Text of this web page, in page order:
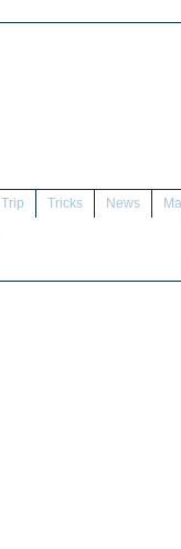
Tricks News